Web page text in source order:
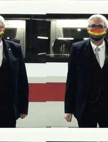
wahrheit
verlag
fragen & hilfe